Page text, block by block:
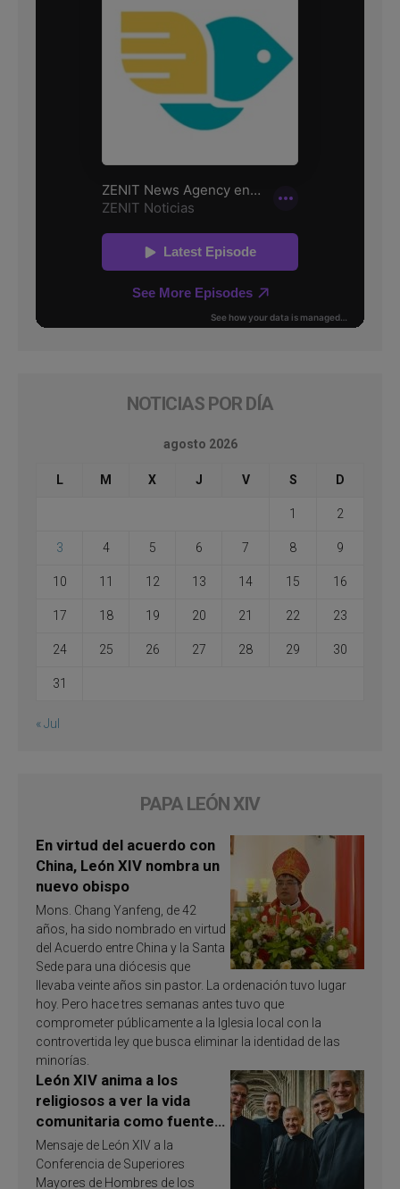
NOTICIAS POR DÍA
agosto 2026
L M X J V S D
1 2
3 4 5 6 7 8 9
10 11 12 13 14 15 16
17 18 19 20 21 22 23
24 25 26 27 28 29 30
31
« Jul
PAPA LEÓN XIV
En virtud del acuerdo con
China, León XIV nombra un
nuevo obispo
Mons. Chang Yanfeng, de 42
años, ha sido nombrado en virtud
del Acuerdo entre China y la Santa
Sede para una diócesis que
llevaba veinte años sin pastor. La ordenación tuvo lugar
hoy. Pero hace tres semanas antes tuvo que
comprometer públicamente a la Iglesia local con la
controvertida ley que busca eliminar la identidad de las
minorías.
León XIV anima a los
religiosos a ver la vida
comunitaria como fuente
de inspiración y
santificación
Mensaje de León XIV a la
Conferencia de Superiores
Mayores de Hombres de los